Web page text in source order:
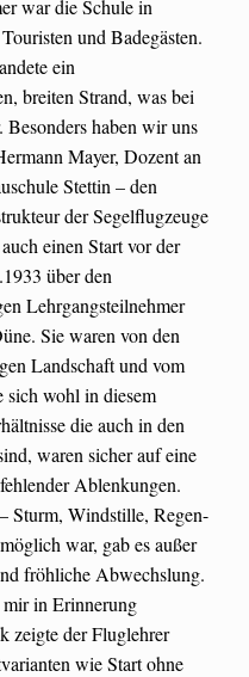
war die Schule in
und Badegästen.
ein
breiten Strand, was bei
haben wir uns
Mayer, Dozent an
Stettin – den
der Segelflugzeuge
einen Start vor der
über den
Lehrgangsteilnehmer
Sie waren von den
Landschaft und vom
sich wohl in diesem
die auch in den
waren sicher auf eine
Ablenkungen.
Sturm, Windstille, Regen-
war, gab es außer
fröhliche Abwechslung.
in Erinnerung
zeigte der Fluglehrer
wie Start ohne